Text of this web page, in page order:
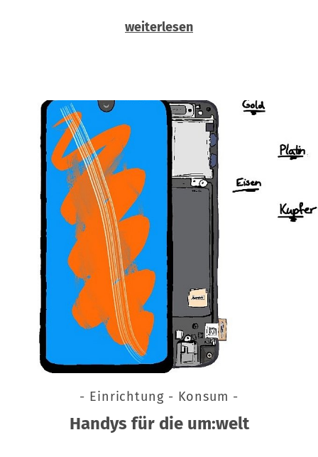
weiterlesen
- Einrichtung - Konsum -
Handys für die um:welt